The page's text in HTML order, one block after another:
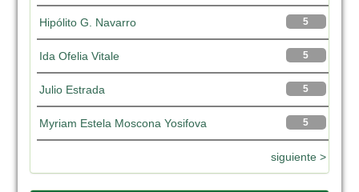
5
Hipólito G. Navarro
5
Ida Ofelia Vitale
5
Julio Estrada
5
Myriam Estela Moscona Yosifova
siguiente >